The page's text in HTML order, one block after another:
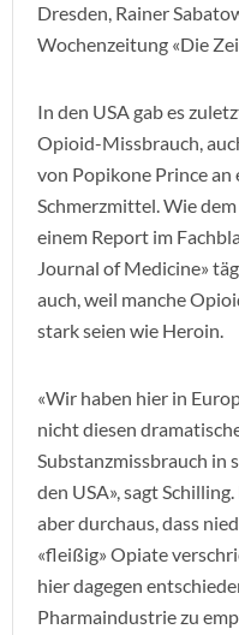
Dresden, Rainer
Wochenzeitung «Die
In den USA gab es
Opioid-Missbrauch,
von Popikone Prince an
Schmerzmittel. Wie
einem Report im
Journal of Medicine»
auch, weil manche
stark seien wie Heroin.
«Wir haben hier in
nicht diesen
Substanzmissbrauch in
den USA», sagt
aber durchaus, dass
«fleißig» Opiate
hier dagegen
Pharmaindustrie zu